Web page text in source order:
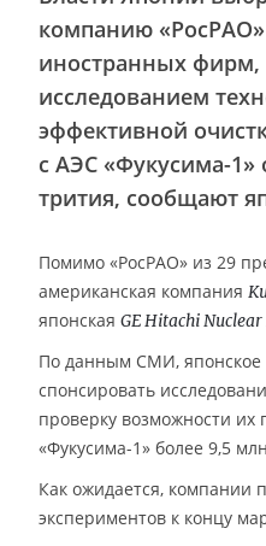
компанию «РосРАО»
иностранных фирм,
исследованием
эффективной
с АЭС «Фукусима-1»
трития, сообщают
Помимо «РосРАО» из 29
американская компания
японская GE Hitachi
По данным СМИ, японское
спонсировать
проверку возможности
«Фукусима-1» более 9,5
Как ожидается, компании
экспериментов к концу